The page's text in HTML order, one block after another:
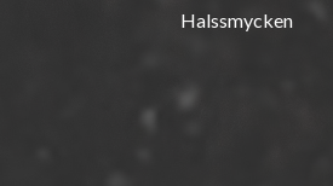
Halssmycken